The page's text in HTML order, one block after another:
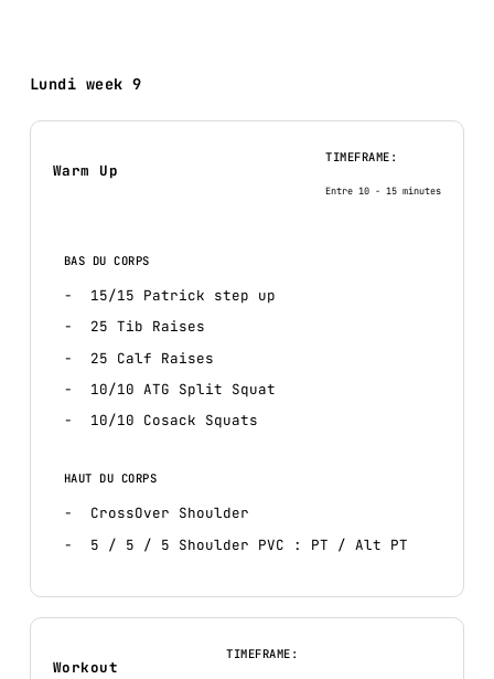
Lundi week 9
Warm Up
TIMEFRAME:
Entre 10 - 15 minutes
BAS DU CORPS
15/15 Patrick step up
25 Tib Raises
25 Calf Raises
10/10 ATG Split Squat
10/10 Cosack Squats
HAUT DU CORPS
CrossOver Shoulder
5 / 5 / 5 Shoulder PVC : PT / Alt PT
Workout
TIMEFRAME: